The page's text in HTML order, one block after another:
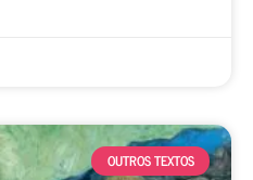
OUTROS TEXTOS